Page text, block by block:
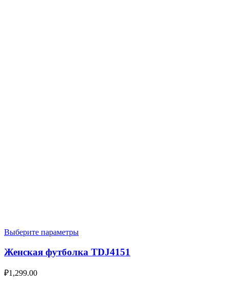
Выберите параметры
Женская футболка TDJ4151
₽1,299.00